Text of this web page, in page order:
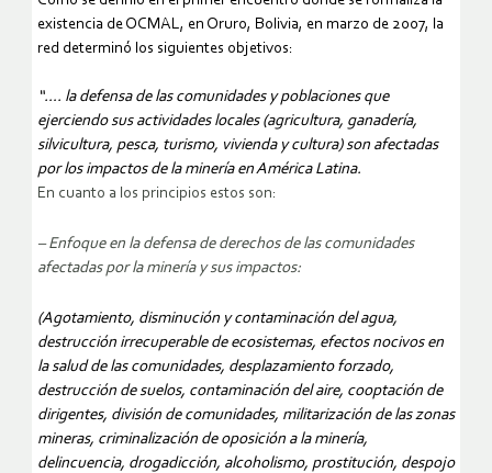
existencia de OCMAL, en Oruro, Bolivia, en marzo de 2007, la
red determinó los siguientes objetivos:
“…. la defensa de las comunidades y poblaciones que
ejerciendo sus actividades locales (agricultura, ganadería,
silvicultura, pesca, turismo, vivienda y cultura) son afectadas
por los impactos de la minería en América Latina.
En cuanto a los principios estos son:
– Enfoque en la defensa de derechos de las comunidades
afectadas por la minería y sus impactos:
(Agotamiento, disminución y contaminación del agua,
destrucción irrecuperable de ecosistemas, efectos nocivos en
la salud de las comunidades, desplazamiento forzado,
destrucción de suelos, contaminación del aire, cooptación de
dirigentes, división de comunidades, militarización de las zonas
mineras, criminalización de oposición a la minería,
delincuencia, drogadicción, alcoholismo, prostitución, despojo